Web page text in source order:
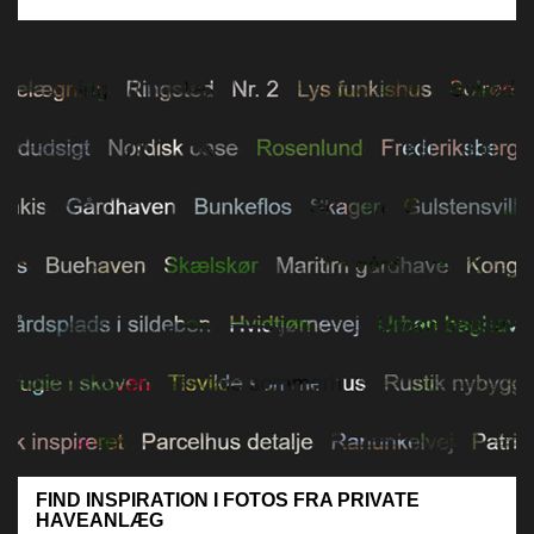
FIND INSPIRATION I FOTOS FRA PRIVATE
HAVEANLÆG